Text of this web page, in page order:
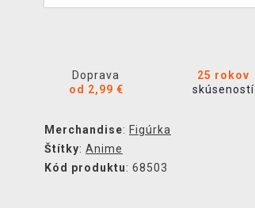
Doprava
od 2,99 €
25 rokov
skúseností
Merchandise: Figúrka
Štítky: Anime
Kód produktu: 68503